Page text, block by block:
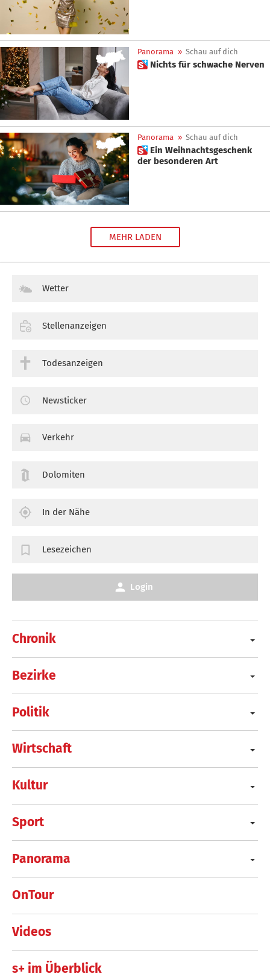
Panorama » Schau auf dich
 Nichts für schwache Nerven
Panorama » Schau auf dich
 Ein Weihnachtsgeschenk
der besonderen Art
MEHR LADEN
Chronik
Bezirke
Politik
Wirtschaft
Kultur
Sport
Panorama
OnTour
Videos
s+ im Überblick
Wetter
Stellenanzeigen
Todesanzeigen
Newsticker
Verkehr
Dolomiten
In der Nähe
Lesezeichen
Login